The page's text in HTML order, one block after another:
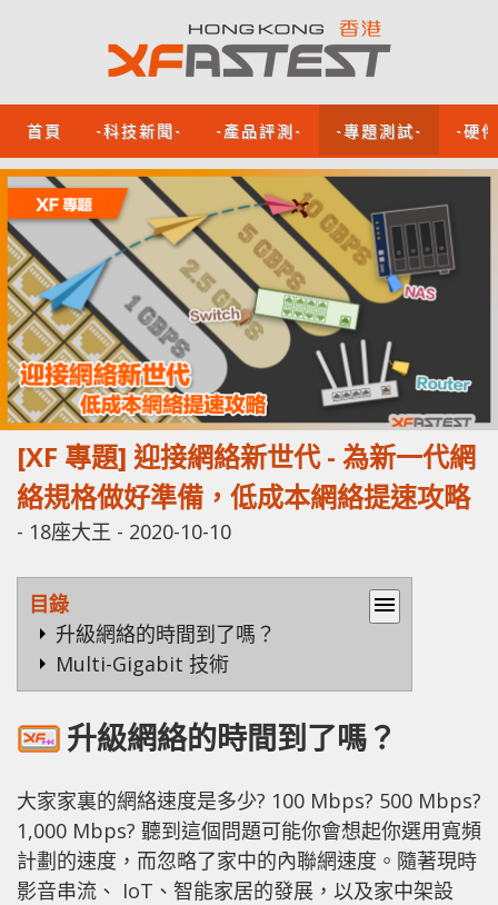
首頁 -科技新聞- -產品評測- -專題測試- -硬
[XF 專題] 迎接網絡新世代 - 為新一代網
絡規格做好準備，低成本網絡提速攻略
- 18座大王 - 2020-10-10
目錄
menu
升級網絡的時間到了嗎？
Multi-Gigabit 技術
升級網絡的時間到了嗎？
大家家裏的網絡速度是多少? 100 Mbps? 500 Mbps?
1,000 Mbps? 聽到這個問題可能你會想起你選用寬頻
計劃的速度，而忽略了家中的內聯網速度。隨著現時
影音串流、 IoT、智能家居的發展，以及家中架設